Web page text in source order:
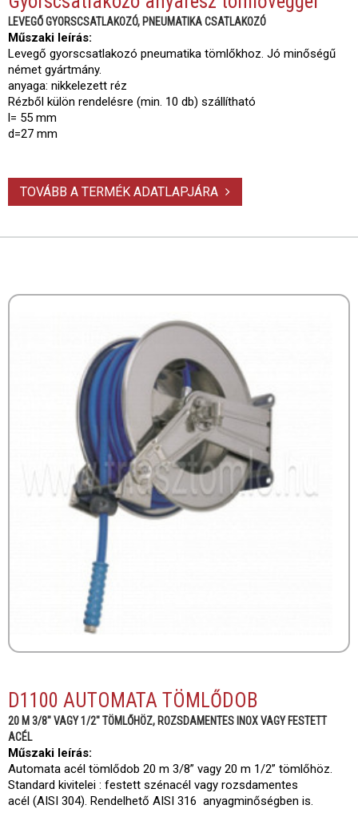
LEVEGŐ GYORSCSATLAKOZÓ, PNEUMATIKA CSATLAKOZÓ
Műszaki leírás:
Levegő gyorscsatlakozó pneumatika tömlőkhoz. Jó minőségű
német gyártmány.
anyaga: nikkelezett réz
Rézből külön rendelésre (min. 10 db) szállítható
l= 55 mm
d=27 mm
TOVÁBB A TERMÉK ADATLAPJÁRA
D1100 AUTOMATA TÖMLŐDOB
20 M 3/8" VAGY 1/2" TÖMLŐHÖZ, ROZSDAMENTES INOX VAGY FESTETT
ACÉL
Műszaki leírás:
Automata acél tömlődob 20 m 3/8” vagy 20 m 1/2” tömlőhöz.
Standard kivitelei : festett szénacél vagy rozsdamentes
acél (AISI 304). Rendelhető AISI 316 anyagminőségben is.